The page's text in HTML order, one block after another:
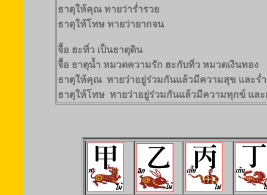
ธาตุให้คุณ ทายว่าร่ำรวย
ธาตุให้โทษ ทายว่ายากจน
จื้อ ฮะทิ่ว เป็นธาตุดิน
จื้อ ธาตุน้ำ หมวดความรัก ฮะกับทิ่ว หมวดเงินทอง
ธาตุให้คุณ ทายว่าอยู่ร่วมกันแล้วมีความสุข และร่ำ
ธาตุให้โทษ ทายว่าอยู่ร่วมกันแล้วมีความทุกข์ และ